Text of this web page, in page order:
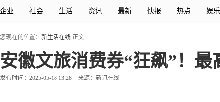
企业 社会 生活 资讯 最新 快报 热点 娱乐
您现在的位置： 新生活在线 正文
安徽文旅消费券“狂飙”！
发布时间：2025-05-18 13:28 来源：新讯在线